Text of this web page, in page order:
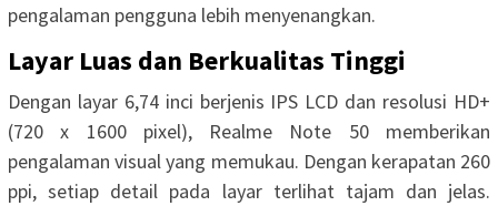
pengalaman pengguna lebih menyenangkan.
Layar Luas dan Berkualitas Tinggi
Dengan layar 6,74 inci berjenis IPS LCD dan resolusi HD+
(720 x 1600 pixel), Realme Note 50 memberikan
pengalaman visual yang memukau. Dengan kerapatan 260
ppi, setiap detail pada layar terlihat tajam dan jelas.